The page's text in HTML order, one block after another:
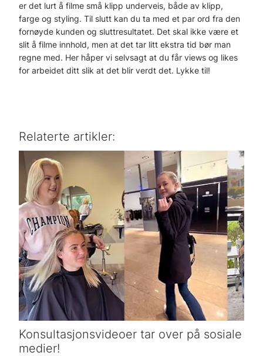
er det lurt å filme små klipp underveis, både av klipp,
farge og styling. Til slutt kan du ta med et par ord fra den
fornøyde kunden og sluttresultatet. Det skal ikke være et
slit å filme innhold, men at det tar litt ekstra tid bør man
regne med. Her håper vi selvsagt at du får views og likes
for arbeidet ditt slik at det blir verdt det. Lykke til!
Relaterte artikler:
Konsultasjonsvideoer tar over på sosiale
medier!